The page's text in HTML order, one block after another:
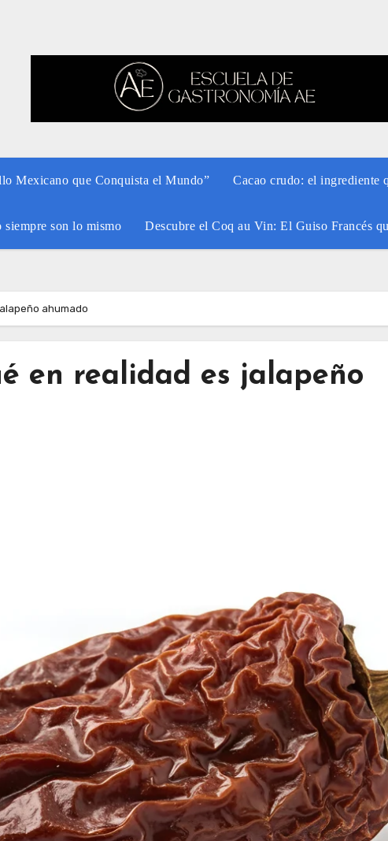
Mexicano que Conquista el Mundo” Cacao crudo: el ingrediente
son lo mismo Descubre el Coq au Vin: El Guiso Francés
ahumado
en realidad es jalapeño